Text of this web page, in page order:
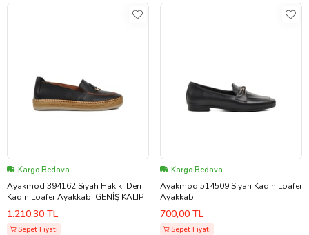
Kargo Bedava
Ayakmod 394162 Siyah Hakiki Deri
Kadın Loafer Ayakkabı GENİŞ KALIP
1.210,30 TL
Sepet Fiyatı
Kargo Bedava
Ayakmod 514509 Siyah Kadın Loafer
Ayakkabı
700,00 TL
Sepet Fiyatı